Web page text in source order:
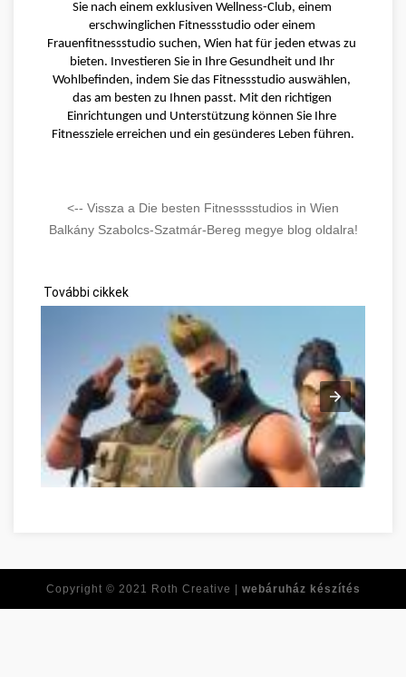
Sie nach einem exklusiven Wellness-Club, einem
erschwinglichen Fitnessstudio oder einem
Frauenfitnessstudio suchen, Wien hat für jeden etwas zu
bieten. Investieren Sie in Ihre Gesundheit und Ihr
Wohlbefinden, indem Sie das Fitnessstudio auswählen,
das am besten zu Ihnen passt. Mit den richtigen
Einrichtungen und Unterstützung können Sie Ihre
Fitnessziele erreichen und ein gesünderes Leben führen.
<-- Vissza a Die besten Fitnesssstudios in Wien
Balkány Szabolcs-Szatmár-Bereg megye blog oldalra!
További cikkek
Copyright © 2021 Roth Creative | webáruház készítés